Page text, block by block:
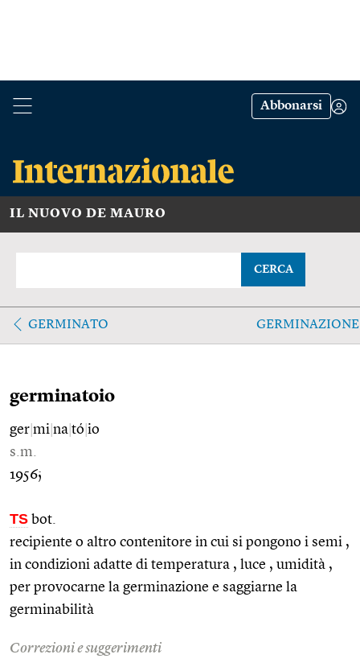
Abbonarsi
IL NUOVO DE MAURO
CERCA
GERMINATO GERMINAZIONE
germinatoio
ger mi na tó io
s.m.
1956;
TS bot.
recipiente o altro contenitore in cui si pongono i semi ,
in condizioni adatte di temperatura , luce , umidità ,
per provocarne la germinazione e saggiarne la
germinabilità
Correzioni e suggerimenti